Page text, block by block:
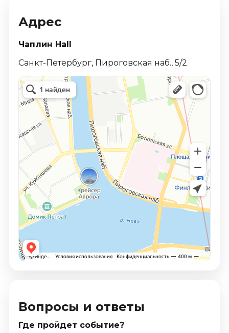
Адрес
Чаплин Hall
Санкт-Петербург, Пироговская наб., 5/2
Вопросы и ответы
Где пройдет событие?